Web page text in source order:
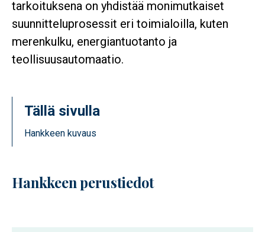
tarkoituksena on yhdistää monimutkaiset
suunnitteluprosessit eri toimialoilla, kuten
merenkulku, energiantuotanto ja
teollisuusautomaatio.
Tällä sivulla
Hankkeen kuvaus
Hankkeen perustiedot